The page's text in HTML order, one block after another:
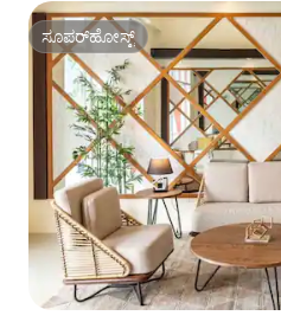
ಸೂಪರ್‌ಹೋಸ್ಟ್
ಸೂಪರ್‌ಹೋಸ್ಟ್